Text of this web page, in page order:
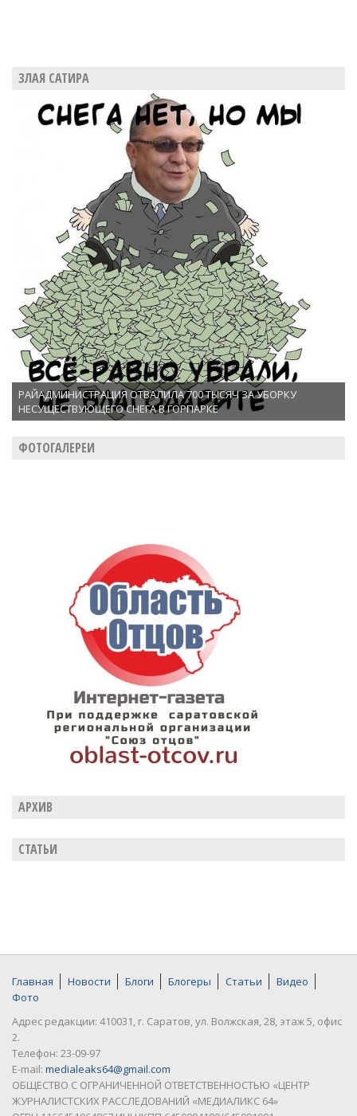
ЗЛАЯ САТИРА
РАЙАДМИНИСТРАЦИЯ ОТВАЛИЛА 700 ТЫСЯЧ ЗА УБОРКУ
НЕСУЩЕСТВУЮЩЕГО СНЕГА В ГОРПАРКЕ
ФОТОГАЛЕРЕИ
АРХИВ
СТАТЬИ
Главная Новости Блоги Блогеры Статьи
Видео
Фото
Адрес редакции: 410031, г. Саратов, ул. Волжская, 28, этаж 5, офис
2.
Телефон: 23-09-97
E-mail: medialeaks64@gmail.com
ОБЩЕСТВО С ОГРАНИЧЕННОЙ ОТВЕТСТВЕННОСТЬЮ «ЦЕНТР
ЖУРНАЛИСТСКИХ РАССЛЕДОВАНИЙ «МЕДИАЛИКС 64»